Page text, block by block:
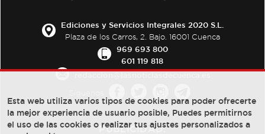
Ediciones y Servicios Integrales 2020 S.L.
Plaza de los Carros, 2. Bajo. 16001 Cuenca
969 693 800
601 119 818
PUBLICIDAD:
Esta web utiliza varios tipos de cookies para poder ofrecerte
la mejor experiencia de usuario posible, Puedes permitirnos
el uso de las cookies o realizar tus ajustes personalizados a